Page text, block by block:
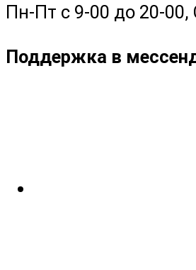
Пн-Пт с 9-00 до 20-
Поддержка в